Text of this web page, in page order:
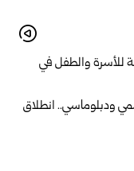
للأسرة والطفل في